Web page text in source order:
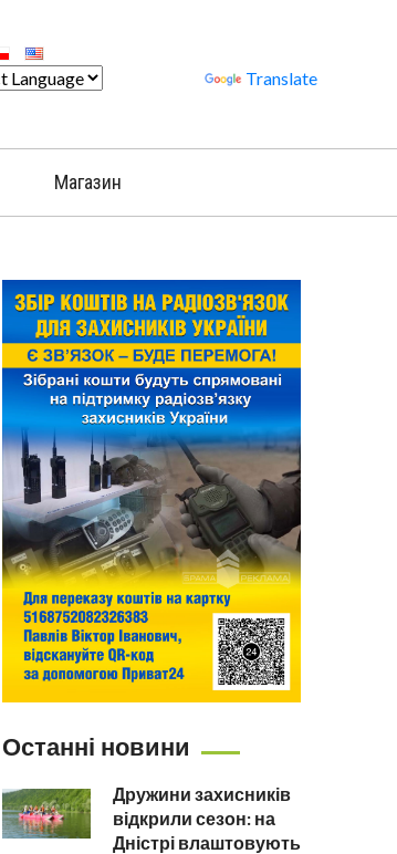
Translate
Магазин
Останні новини
Дружини захисників
відкрили сезон: на
Дністрі влаштовують